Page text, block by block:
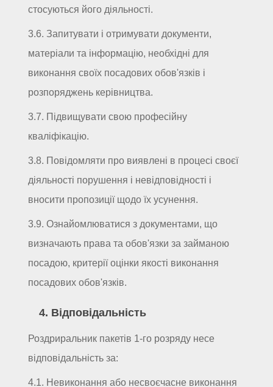
стосуються його діяльності.
3.6. Запитувати і отримувати документи,
матеріали та інформацію, необхідні для
виконання своїх посадових обов'язків і
розпоряджень керівництва.
3.7. Підвищувати свою професійну
кваліфікацію.
3.8. Повідомляти про виявлені в процесі своєї
діяльності порушення і невідповідності і
вносити пропозиції щодо їх усунення.
3.9. Ознайомлюватися з документами, що
визначають права та обов'язки за займаною
посадою, критерії оцінки якості виконання
посадових обов'язків.
4. Відповідальність
Роздриральник пакетів 1-го розряду несе
відповідальність за:
4.1. Невиконання або несвоєчасне виконання